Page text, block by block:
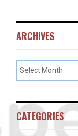
ARCHIVES
CATEGORIES